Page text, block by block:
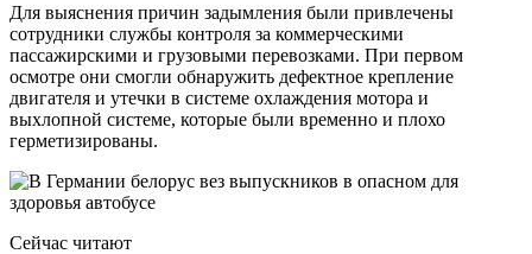
Для выяснения причин задымления были привлечены
сотрудники службы контроля за коммерческими
пассажирскими и грузовыми перевозками. При первом
осмотре они смогли обнаружить дефектное крепление
двигателя и утечки в системе охлаждения мотора и
выхлопной системе, которые были временно и плохо
герметизированы.
Сейчас читают